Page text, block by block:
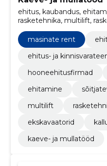
ehitus, kaubandus,
rasketehnika, multilift,
rent, Äravedu,
masinate rent
ehitus- ja
hooneehitusfirmad
ehitamine
multilift
ekskavaatorid
kaeve- ja mullatööd